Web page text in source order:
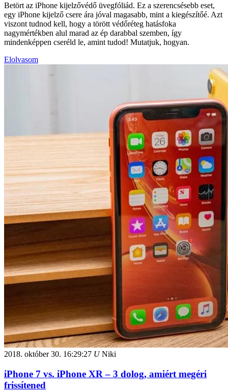
Betört az iPhone kijelzővédő üvegfóliád. Ez a szerencsésebb eset,
egy iPhone kijelző csere ára jóval magasabb, mint a kiegészítőé. Azt
viszont tudnod kell, hogy a törött védőréteg hatásfoka
nagymértékben alul marad az ép darabbal szemben, így
mindenképpen cseréld le, amint tudod! Mutatjuk, hogyan.
Elolvasom
2018. október 30. 16:29:27 UNiki
iPhone 7 vs. iPhone XR – 3 dolog, amiért megéri
frissítened